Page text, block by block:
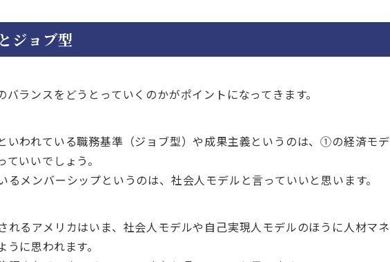
ジョブ型
ランスをどうとっていくのかがポイントになってきます。
いわれている職務基準（ジョブ型）や成果主義というのは、①の経済モデ
いいでしょう。
るメンバーシップというのは、社会人モデルと言っていいと思います。
れるアメリカはいま、社会人モデルや自己実現人モデルのほうに人材マネ
に思われます。